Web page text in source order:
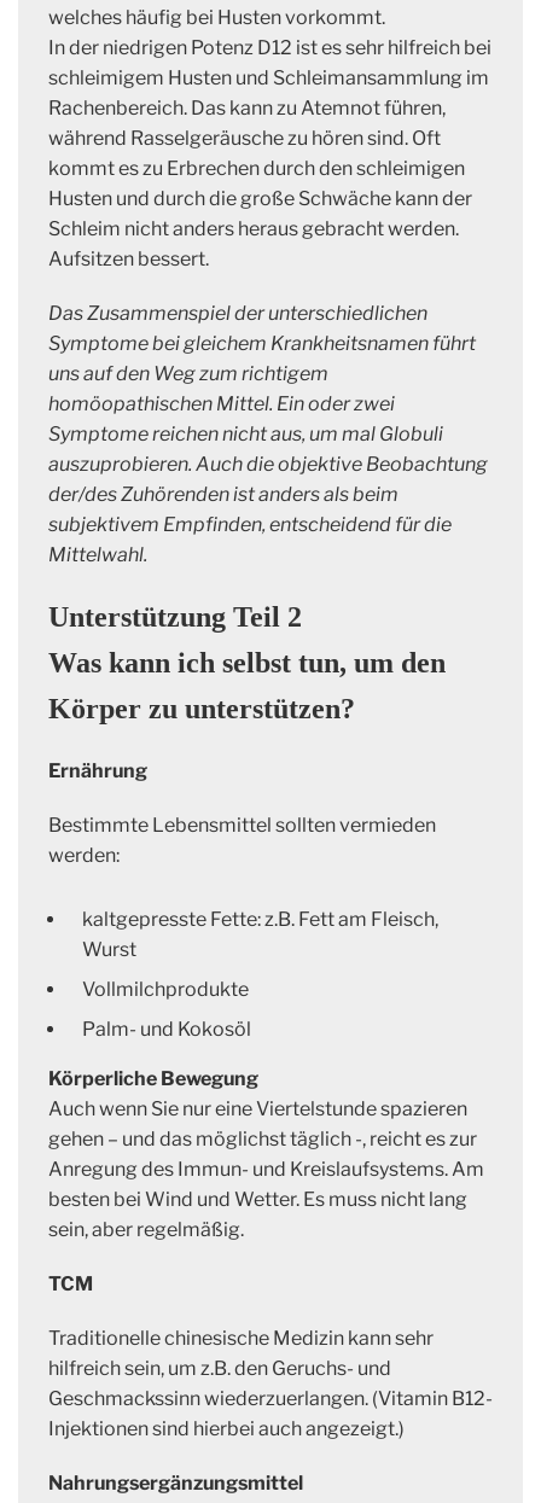
welches häufig bei Husten vorkommt.
In der niedrigen Potenz D12 ist es sehr hilfreich bei
schleimigem Husten und Schleimansammlung im
Rachenbereich. Das kann zu Atemnot führen,
während Rasselgeräusche zu hören sind. Oft
kommt es zu Erbrechen durch den schleimigen
Husten und durch die große Schwäche kann der
Schleim nicht anders heraus gebracht werden.
Aufsitzen bessert.
Das Zusammenspiel der unterschiedlichen
Symptome bei gleichem Krankheitsnamen führt
uns auf den Weg zum richtigem
homöopathischen Mittel. Ein oder zwei
Symptome reichen nicht aus, um mal Globuli
auszuprobieren. Auch die objektive Beobachtung
der/des Zuhörenden ist anders als beim
subjektivem Empfinden, entscheidend für die
Mittelwahl.
Unterstützung Teil 2
Was kann ich selbst tun, um den
Körper zu unterstützen?
Ernährung
Bestimmte Lebensmittel sollten vermieden
werden:
kaltgepresste Fette: z.B. Fett am Fleisch,
Wurst
Vollmilchprodukte
Palm- und Kokosöl
Körperliche Bewegung
Auch wenn Sie nur eine Viertelstunde spazieren
gehen – und das möglichst täglich -, reicht es zur
Anregung des Immun- und Kreislaufsystems. Am
besten bei Wind und Wetter. Es muss nicht lang
sein, aber regelmäßig.
TCM
Traditionelle chinesische Medizin kann sehr
hilfreich sein, um z.B. den Geruchs- und
Geschmackssinn wiederzuerlangen. (Vitamin B12-
Injektionen sind hierbei auch angezeigt.)
Nahrungsergänzungsmittel